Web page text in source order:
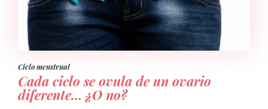
Ciclo menstrual
Cada ciclo se ovula de un ovario
diferente… ¿O no?